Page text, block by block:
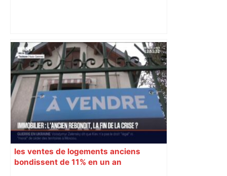
les agriculteurs manifestent malgré les
interdictions
les ventes de logements anciens
bondissent de 11% en un an